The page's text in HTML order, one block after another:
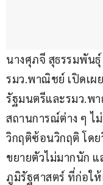
นางศุภจี สุธรรมพัน
รมว.พาณิชย์ เปิดเผ
รัฐมนตรีและรมว.พ
สถานการณ์ต่าง ๆ ไ
วิกฤติซ้อนวิกฤติ โด
ขยายตัวไม่มากนัก แ
ภูมิรัฐศาสตร์ ที่ก่อให้